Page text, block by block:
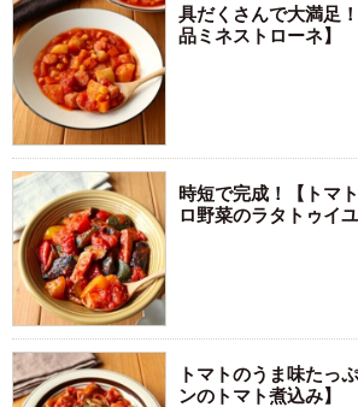
具だくさんで大満足
品ミネストローネ】
時短で完成！【トマ
ロ野菜のラタトゥイユ
トマトのうま味たっ
ンのトマト煮込み】